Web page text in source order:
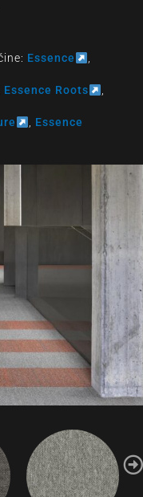
Essence
Essence Roots
Essence